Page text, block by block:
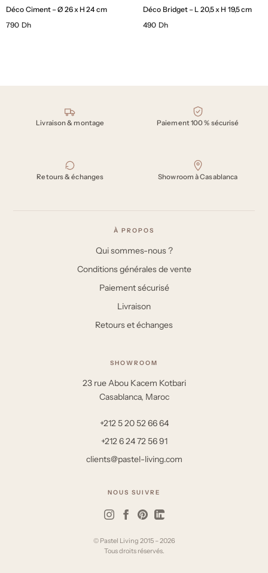
Déco Ciment – Ø 26 x H 24 cm
790 Dh
Déco Bridget – L 20,5 x H 19,5 cm
490 Dh
Nos engagements
Livraison & montage Paiement 100 % sécurisé
Retours & échanges Showroom à Casablanca
À PROPOS
Qui sommes-nous ?
Conditions générales de vente
Paiement sécurisé
Livraison
Retours et échanges
SHOWROOM
23 rue Abou Kacem Kotbari
Casablanca, Maroc
+212 5 20 52 66 64
+212 6 24 72 56 91
clients@pastel-living.com
NOUS SUIVRE
© Pastel Living 2015 – 2026
Tous droits réservés.